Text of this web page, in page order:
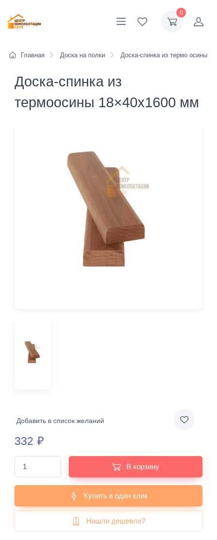
0
Главная Доска на полки Доска-спинка из термо осины
Доска-спинка из
термоосины 18×40x1600 мм
Добавить в список желаний
332 ₽
В корзину
Купить в один клик
Нашли дешевле?